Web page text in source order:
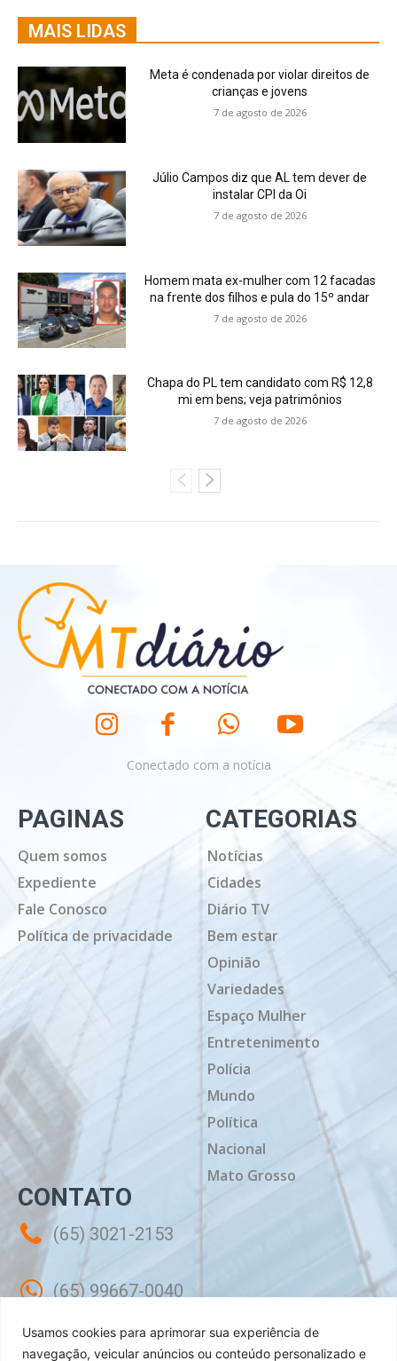
Usamos cookies para aprimorar sua experiência de
navegação, veicular anúncios ou conteúdo personalizado e
MAIS LIDAS
Meta é condenada por violar direitos de
crianças e jovens
7 de agosto de 2026
Júlio Campos diz que AL tem dever de
instalar CPI da Oi
7 de agosto de 2026
Homem mata ex-mulher com 12 facadas
na frente dos filhos e pula do 15º andar
7 de agosto de 2026
Chapa do PL tem candidato com R$ 12,8
mi em bens; veja patrimônios
7 de agosto de 2026
Conectado com a notícia
PAGINAS
Quem somos
Expediente
Fale Conosco
Política de privacidade
CATEGORIAS
Notícias
Cidades
Diário TV
Bem estar
Opinião
Variedades
Espaço Mulher
Entretenimento
Polícia
Mundo
Política
Nacional
Mato Grosso
CONTATO
(65) 3021-2153
(65) 99667-0040
contato@mtdiario.com.br